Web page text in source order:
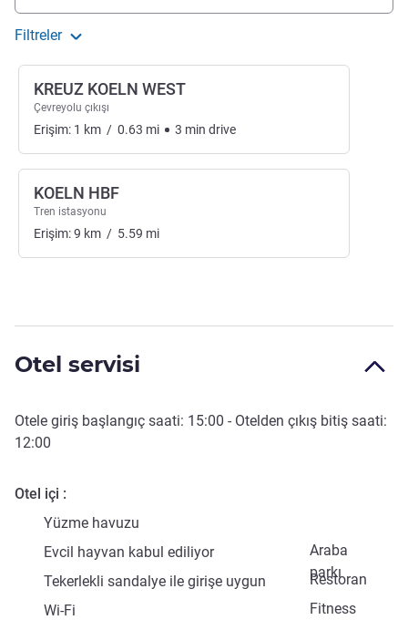
Filtreler
KREUZ KOELN WEST
Çevreyolu çıkışı
Erişim: 1 km / 0.63 mi 3 min drive
KOELN HBF
Tren istasyonu
Erişim:9 km / 5.59 mi
Otel servisi
Otele giriş başlangıç saati: 15:00 - Otelden çıkış bitiş saati:
12:00
Otel içi
Yüzme havuzu
Araba
parkı
Evcil hayvan kabul ediliyor
Restoran
Tekerlekli sandalye ile girişe uygun
Fitness
Wi-Fi